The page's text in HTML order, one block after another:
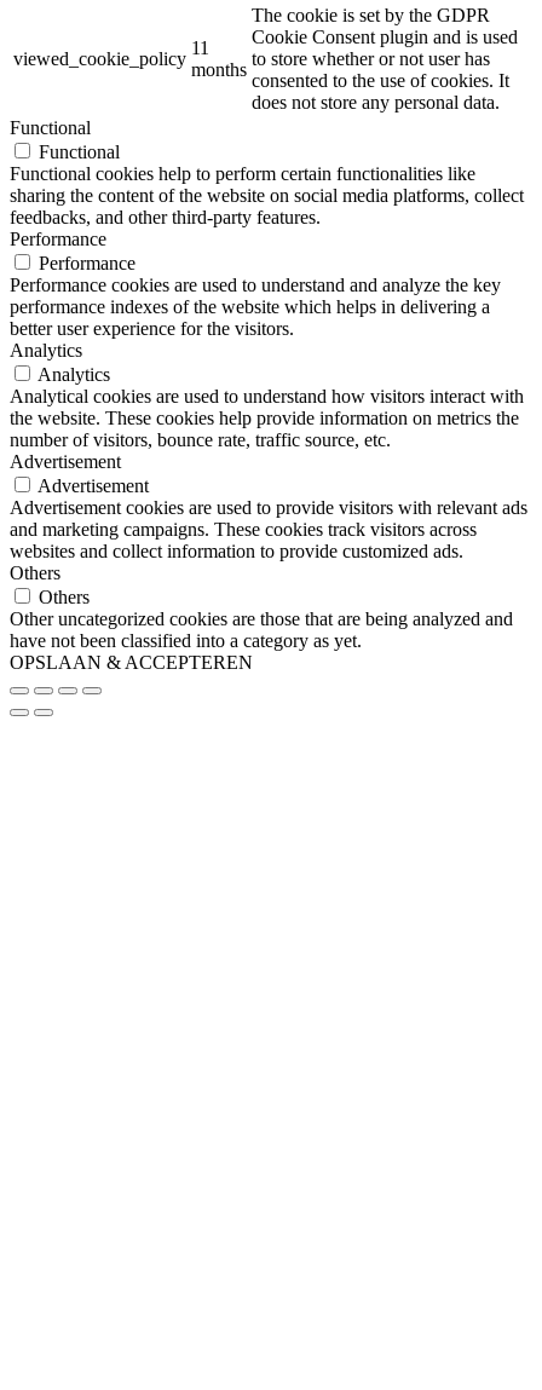
viewed_cookie_policy
11
months
The cookie is set by the GDPR
Cookie Consent plugin and is used
to store whether or not user has
consented to the use of cookies. It
does not store any personal data.
Functional
Functional
Functional cookies help to perform certain functionalities like
sharing the content of the website on social media platforms, collect
feedbacks, and other third-party features.
Performance
Performance
Performance cookies are used to understand and analyze the key
performance indexes of the website which helps in delivering a
better user experience for the visitors.
Analytics
Analytics
Analytical cookies are used to understand how visitors interact with
the website. These cookies help provide information on metrics the
number of visitors, bounce rate, traffic source, etc.
Advertisement
Advertisement
Advertisement cookies are used to provide visitors with relevant ads
and marketing campaigns. These cookies track visitors across
websites and collect information to provide customized ads.
Others
Others
Other uncategorized cookies are those that are being analyzed and
have not been classified into a category as yet.
OPSLAAN & ACCEPTEREN